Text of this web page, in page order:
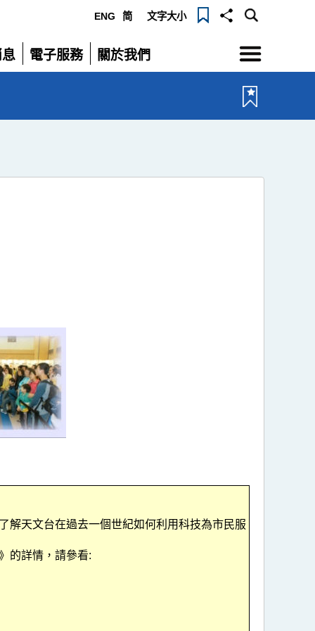
ENG 简 文字大小
電子服務
展
關於我們
展
選
單
解天文台在過去一個世紀如何利用科技為市民服
的詳情，請參看: